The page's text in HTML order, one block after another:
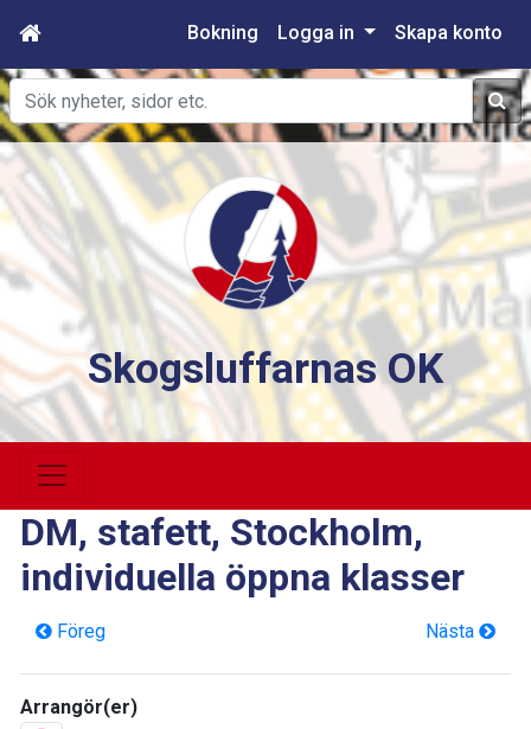
Bokning Logga in Skapa konto
Sök
Skogsluffarnas OK
DM, stafett, Stockholm,
individuella öppna klasser
Föreg Nästa
Arrangör(er)